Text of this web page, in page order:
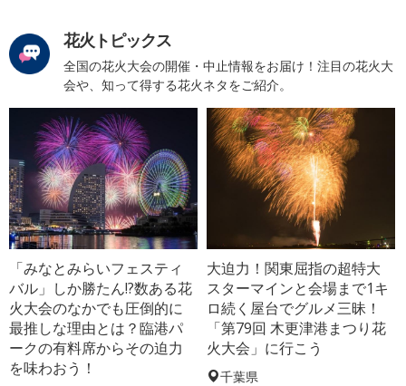
花火トピックス
全国の花火大会の開催・中止情報をお届け！注目の花火大
会や、知って得する花火ネタをご紹介。
「みなとみらいフェスティ
バル」しか勝たん!?数ある花
火大会のなかでも圧倒的に
最推しな理由とは？臨港パ
ークの有料席からその迫力
を味わおう！
大迫力！関東屈指の超特大
スターマインと会場まで1キ
ロ続く屋台でグルメ三昧！
「第79回 木更津港まつり花
火大会」に行こう
千葉県